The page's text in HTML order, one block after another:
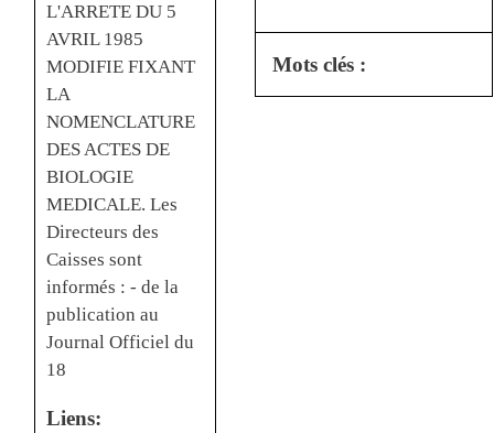
L'ARRETE DU 5
AVRIL 1985
MODIFIE FIXANT
LA
NOMENCLATURE
DES ACTES DE
BIOLOGIE
MEDICALE. Les
Directeurs des
Caisses sont
informés : - de la
publication au
Journal Officiel du
18
Liens:
Mots clés :